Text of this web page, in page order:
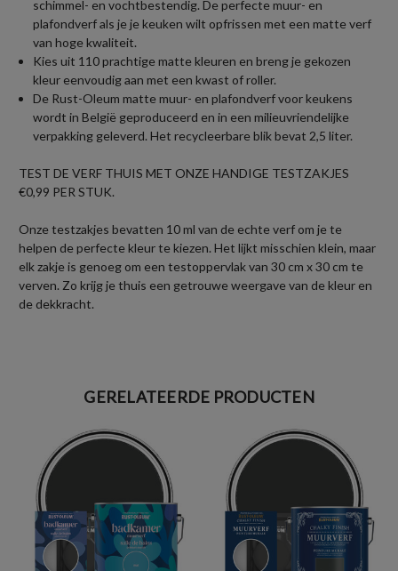
schimmel- en vochtbestendig. De perfecte muur- en
plafondverf als je je keuken wilt opfrissen met een matte verf
van hoge kwaliteit.
Kies uit 110 prachtige matte kleuren en breng je gekozen
kleur eenvoudig aan met een kwast of roller.
De Rust-Oleum matte muur- en plafondverf voor keukens
wordt in België geproduceerd en in een milieuvriendelijke
verpakking geleverd. Het recycleerbare blik bevat 2,5 liter.
TEST DE VERF THUIS MET ONZE HANDIGE TESTZAKJES
€0,99 PER STUK.
Onze testzakjes bevatten 10 ml van de echte verf om je te
helpen de perfecte kleur te kiezen. Het lijkt misschien klein, maar
elk zakje is genoeg om een testoppervlak van 30 cm x 30 cm te
verven. Zo krijg je thuis een getrouwe weergave van de kleur en
de dekkracht.
GERELATEERDE PRODUCTEN